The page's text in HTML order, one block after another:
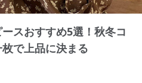
スおすすめ5選！秋冬コ
で上品に決まる